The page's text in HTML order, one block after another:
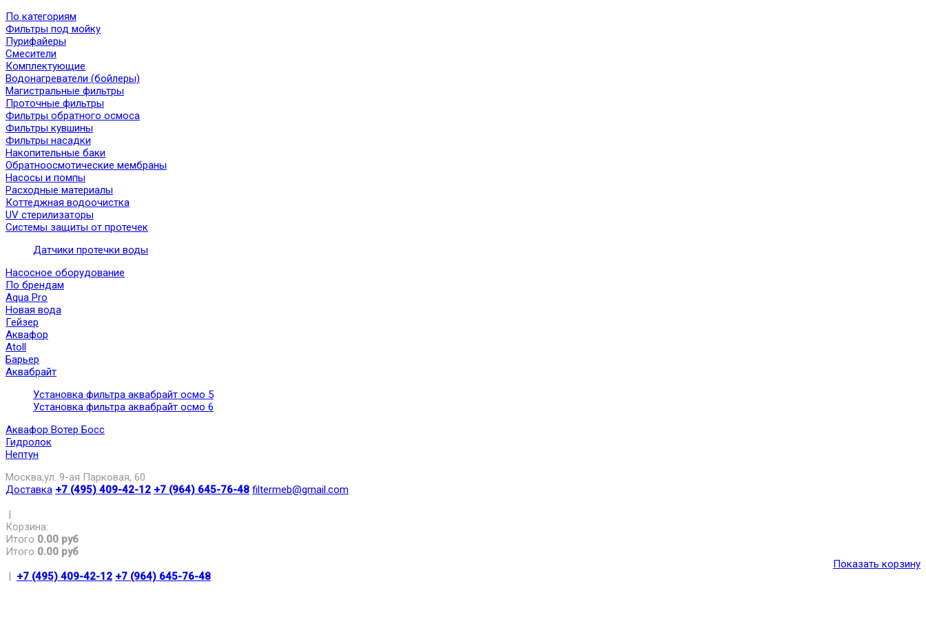
По категориям
Фильтры под мойку
Пурифайеры
Смесители
Комплектующие
Водонагреватели (бойлеры)
Магистральные фильтры
Проточные фильтры
Фильтры обратного осмоса
Фильтры кувшины
Фильтры насадки
Накопительные баки
Обратноосмотические мембраны
Насосы и помпы
Расходные материалы
Коттеджная водоочистка
UV стерилизаторы
Системы защиты от протечек
Датчики протечки воды
Насосное оборудование
По брендам
Aqua Pro
Новая вода
Гейзер
Аквафор
Atoll
Барьер
Аквабрайт
Установка фильтра аквабрайт осмо 5
Установка фильтра аквабрайт осмо 6
Аквафор Вотер Босс
Гидролок
Нептун
Москва,ул. 9-ая Парковая, 60
Доставка +7 (495) 409-42-12 +7 (964) 645-76-48 filtermeb@gmail.com
|
Корзина:
Итого 0.00 руб
Итого 0.00 руб
Показать корзину
| +7 (495) 409-42-12 +7 (964) 645-76-48